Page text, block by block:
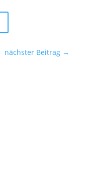
nächster Beitrag →